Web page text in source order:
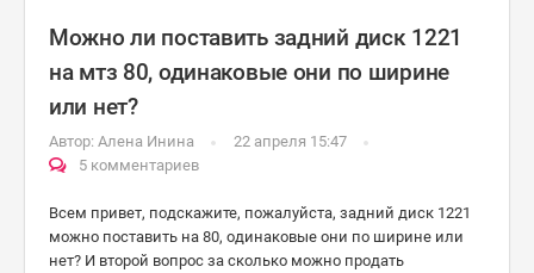
Можно ли поставить задний диск 1221
на мтз 80, одинаковые они по ширине
или нет?
Автор: Алена Инина
22 апреля 15:47
5 комментариев
Всем привет, подскажите, пожалуйста, задний диск 1221
можно поставить на 80, одинаковые они по ширине или
нет? И второй вопрос за сколько можно продать